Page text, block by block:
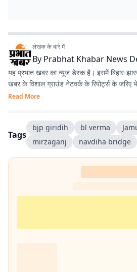
लेखक के बारे में
By Prabhat Khabar News
यह प्रभात खबर का न्यूज डेस्क है। इसमें बिहार-
खबर के विशाल ग्राउंड नेटवर्क के रिपोर्ट्स के जरिए
Read More
Tags
bjp giridih bl verma
mirzaganj
navdiha bridge